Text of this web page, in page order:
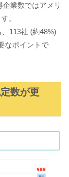
業数ではアメリ
。
113社 (約48%)
なポイントで
数が更